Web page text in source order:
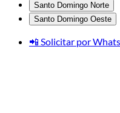
Santo Domingo Norte
Santo Domingo Oeste
📲 Solicitar por